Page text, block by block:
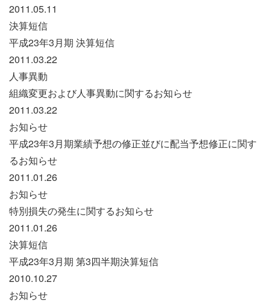
2011.05.11
決算短信
平成23年3月期 決算短信
2011.03.22
人事異動
組織変更および人事異動に関するお知らせ
2011.03.22
お知らせ
平成23年3月期業績予想の修正並びに配当予想修正に関す
るお知らせ
2011.01.26
お知らせ
特別損失の発生に関するお知らせ
2011.01.26
決算短信
平成23年3月期 第3四半期決算短信
2010.10.27
お知らせ